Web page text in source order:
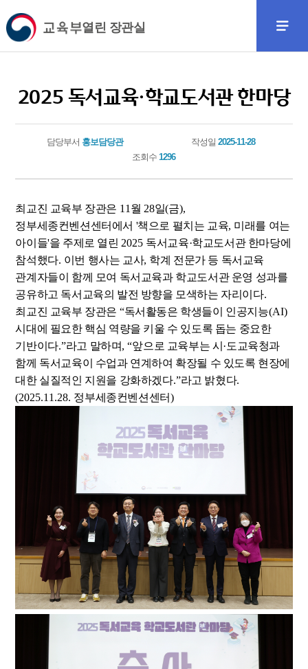
열린 장관실
2025 독서교육·학교도서관 한마당
담당부서 홍보담당관 작성일2025-11-28
조회수1296
최교진 교육부 장관은 11 월 28일(금),
정부세종컨벤션센터에서 '책으로 펼치는 교육, 미래를 여는
아이들'을 주제로 열린 2025 독서교육·학교도서관 한마당에
참석했다. 이번 행사는 교사, 학계 전문가 등 독서교육
관계자들이 함께 모여 독서교육과 학교도서관 운영 성과를
공유하고 독서교육의 발전 방향을 모색하는 자리이다.
최교진 교육부 장관은 “독서활동은 학생들이 인공지능(AI)
시대에 필요한 핵심 역량을 키울 수 있도록 돕는 중요한
기반이다.”라고 말하며, “앞으로 교육부는 시·도교육청과
함께 독서교육이 수업과 연계하여 확장될 수 있도록 현장에
대한 실질적인 지원을 강화하겠다.”라고 밝혔다.
(2025.11.28. 정부세종컨벤션센터)